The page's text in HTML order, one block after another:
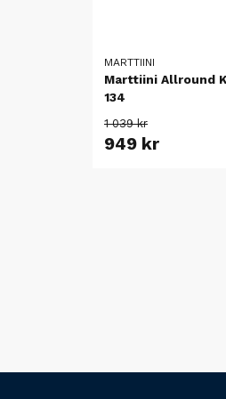
MARTTIINI
Marttiini Allround
134
1 039 kr
949 kr